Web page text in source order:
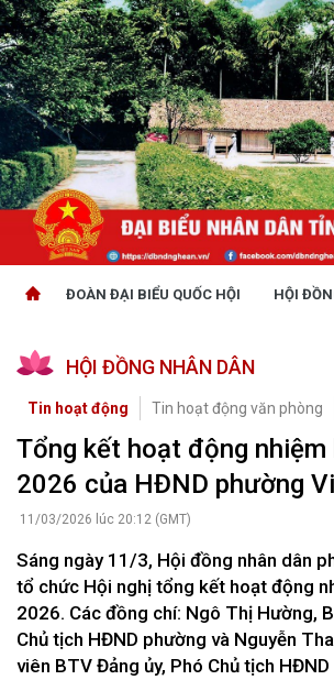
ĐOÀN ĐẠI BIỂU QUỐC HỘI HỘI
HỘI ĐỒNG NHÂN DÂN
Tin hoạt động Tin hoạt động văn phòng
Tổng kết hoạt động
2026 của HĐND phường
11/03/2026 lúc 20:12 (GMT)
Sáng ngày 11/3, Hội đồng nhân dân
tổ chức Hội nghị tổng kết hoạt động
2026. Các đồng chí: Ngô Thị Hường,
Chủ tịch HĐND phường và Nguyễn
viên BTV Đảng ủy, Phó Chủ tịch